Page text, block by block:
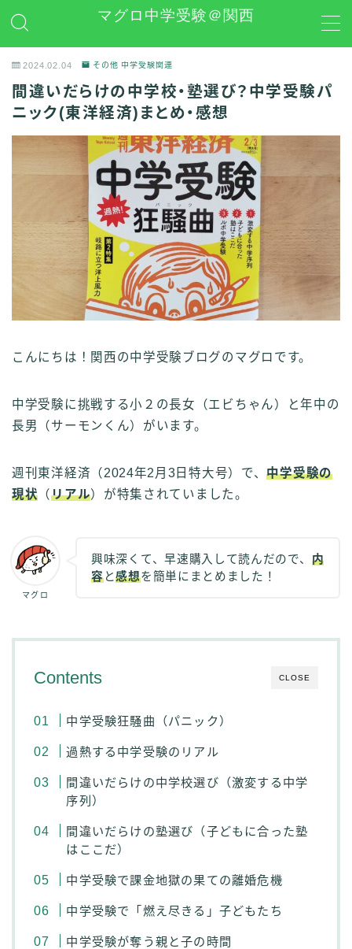
マグロ中学受験＠関西
日能研
学習グッズレビュー
その他 中学受験関連
お問い合わせ
プライバシーポリシー
2024.02.04 その他 中学受験関連
間違いだらけの中学校・塾選び？中学受験パ
ニック(東洋経済)まとめ・感想
こんにちは！関西の中学受験ブログのマグロです。
中学受験に挑戦する小２の長女（エビちゃん）と年中の
長男（サーモンくん）がいます。
週刊東洋経済（2024年2月3日特大号）で、中学受験の
現状 （リアル）が特集されていました。
マグロ
興味深くて、早速購入して読んだので、 内
容と感想を簡単にまとめました！
CLOSE
Contents
中学受験狂騒曲（パニック）
過熱する中学受験のリアル
間違いだらけの中学校選び（激変する中学
序列）
間違いだらけの塾選び（子どもに合った塾
はここだ）
中学受験で課金地獄の果ての離婚危機
中学受験で「燃え尽きる」子どもたち
中学受験が奪う親と子の時間